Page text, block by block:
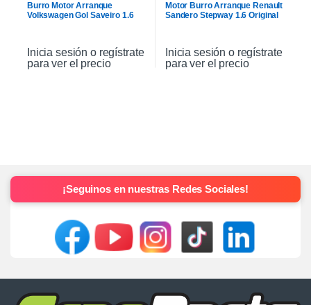
Burro Motor Arranque
Volkswagen Gol Saveiro 1.6
Inicia sesión o regístrate
para ver el precio
Motor Burro Arranque Renault
Sandero Stepway 1.6 Original
Inicia sesión o regístrate
para ver el precio
¡Seguinos en nuestras Redes Sociales!